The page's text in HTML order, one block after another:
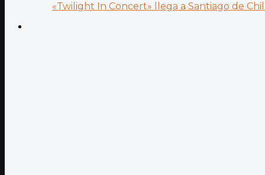
«Twilight In Concert» llega a Santiago de